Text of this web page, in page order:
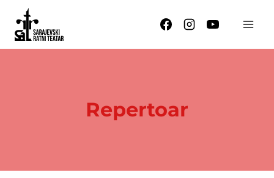
content
Repertoar